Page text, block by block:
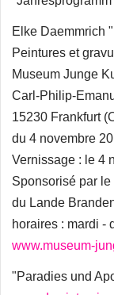
Elke Daemmrich
Peintures et
Museum Junge
Carl-Philip-
15230 Frankfurt
du 4 novembre
Vernissage : le 4
Sponsorisé par
du Lande
horaires : mardi -
www.museum-
"Paradies und